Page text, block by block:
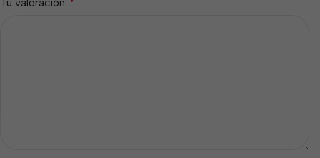
Tu valoración